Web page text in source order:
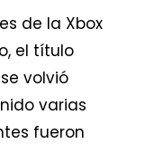
de la Xbox
el título
volvió
varias
fueron